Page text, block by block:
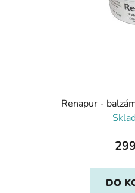
Renapur -
DO